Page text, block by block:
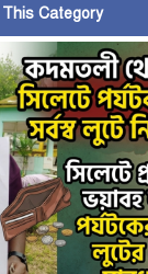
Category